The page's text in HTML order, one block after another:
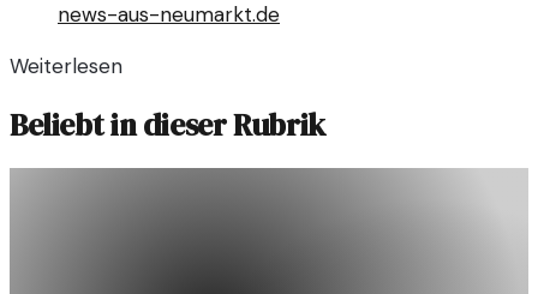
news-aus-neumarkt.de
Weiterlesen
Beliebt in dieser Rubrik